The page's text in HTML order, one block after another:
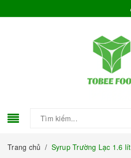
Trang chủ / Syrup Trường Lạc 1.6 lít